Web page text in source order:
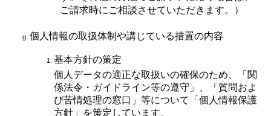
ご請求時にご相談させていただきます。）
個人情報の取扱体制や講じている措置の内容
基本方針の策定
個人データの適正な取扱いの確保のため、「関
係法令・ガイドライン等の遵守」、「質問およ
び苦情処理の窓口」等について「個人情報保護
方針」を策定しています。